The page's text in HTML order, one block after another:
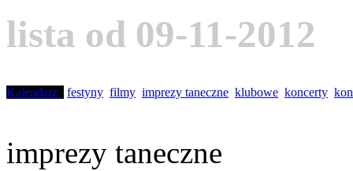
lista od 09-11-2012
Kalendarz festyny filmy imprezy taneczne klubowe koncerty
imprezy taneczne